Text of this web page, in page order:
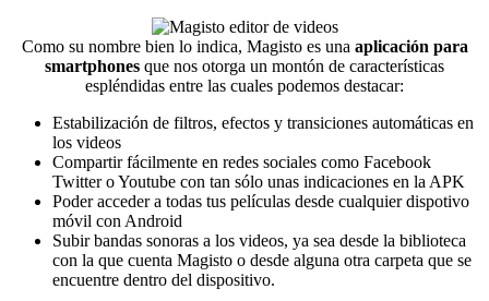
Como su nombre bien lo indica, Magisto es una aplicación para
smartphones que nos otorga un montón de características
espléndidas entre las cuales podemos destacar:
Estabilización de filtros, efectos y transiciones automáticas en
los videos
Compartir fácilmente en redes sociales como Facebook
Twitter o Youtube con tan sólo unas indicaciones en la APK
Poder acceder a todas tus películas desde cualquier dispotivo
móvil con Android
Subir bandas sonoras a los videos, ya sea desde la biblioteca
con la que cuenta Magisto o desde alguna otra carpeta que se
encuentre dentro del dispositivo.